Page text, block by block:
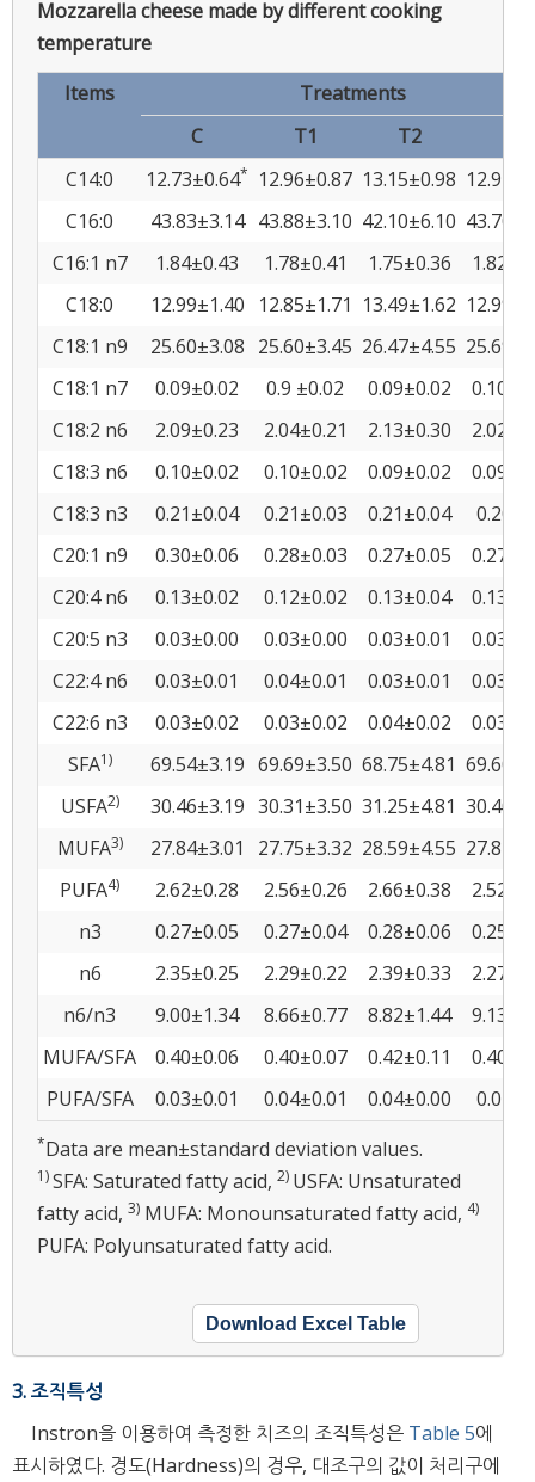
Mozzarella cheese made by different cooking
temperature
Items
Treatments
C
T1 T2
C14:0
12.73±0.64* 12.96±0.87 13.15±0.98
C16:0
43.83±3.14 43.88±3.10 42.10±6.10
C16:1 n7
1.84±0.43 1.78±0.41 1.75±0.36
C18:0
12.99±1.40 12.85±1.71 13.49±1.62
C18:1 n9
25.60±3.08 25.60±3.45 26.47±4.55
C18:1 n7
0.09±0.02 0.9 ±0.02 0.09±0.02
C18:2 n6
2.09±0.23 2.04±0.21 2.13±0.30
C18:3 n6
0.10±0.02 0.10±0.02 0.09±0.02
C18:3 n3
0.21±0.04 0.21±0.03 0.21±0.04
C20:1 n9
0.30±0.06 0.28±0.03 0.27±0.05
C20:4 n6
0.13±0.02 0.12±0.02 0.13±0.04
C20:5 n3
0.03±0.00 0.03±0.00 0.03±0.01
C22:4 n6
0.03±0.01 0.04±0.01 0.03±0.01
C22:6 n3
0.03±0.02 0.03±0.02 0.04±0.02
SFA1) 69.54±3.19 69.69±3.50 68.75±4.81
USFA2) 30.46±3.19 30.31±3.50 31.25±4.81
MUFA3) 27.84±3.01 27.75±3.32 28.59±4.55
PUFA4) 2.62±0.28 2.56±0.26 2.66±0.38
n3
0.27±0.05 0.27±0.04 0.28±0.06
n6
2.35±0.25 2.29±0.22 2.39±0.33
n6/n3
9.00±1.34 8.66±0.77 8.82±1.44
MUFA/SFA
0.40±0.06 0.40±0.07 0.42±0.11
PUFA/SFA
0.03±0.01 0.04±0.01 0.04±0.00
*Data are mean±standard deviation values.
1)SFA: Saturated fatty acid, 2) USFA: Unsaturated
fatty acid, 3) MUFA: Monounsaturated fatty acid, 4)
PUFA: Polyunsaturated fatty acid.
Download Excel Table
3. 조직특성
Instron을 이용하여 측정한 치즈의 조직특성은 Table 5에
표시하였다. 경도(Hardness)의 경우, 대조구의 값이 처리구에